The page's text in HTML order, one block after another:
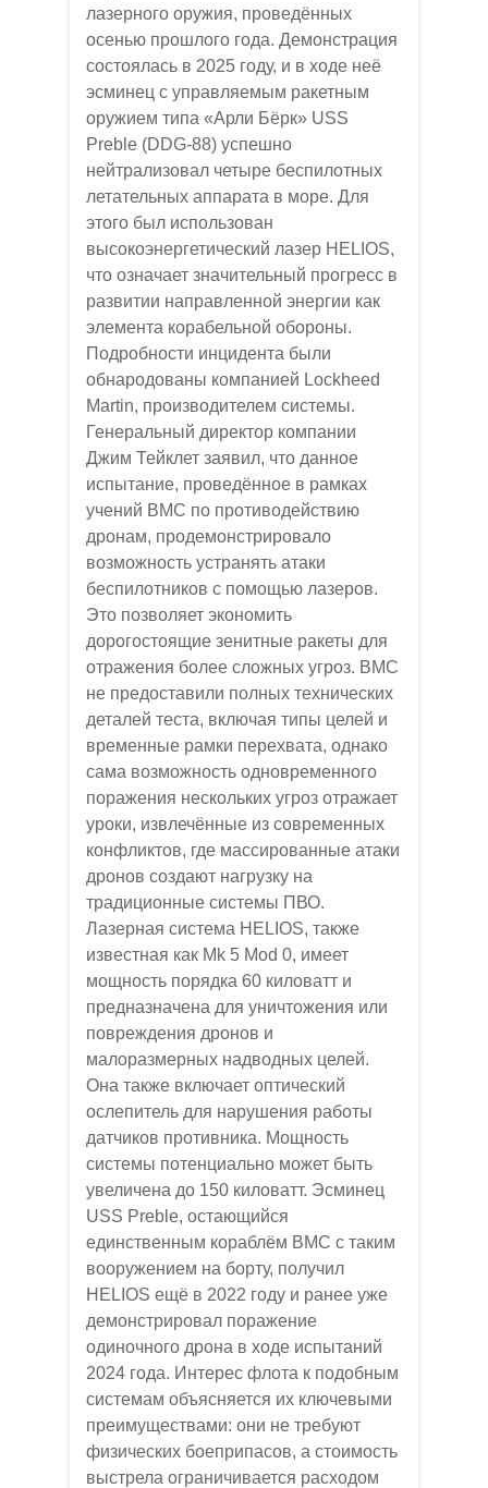
лазерного оружия, проведённых
осенью прошлого года. Демонстрация
состоялась в 2025 году, и в ходе неё
эсминец с управляемым ракетным
оружием типа «Арли Бёрк» USS
Preble (DDG-88) успешно
нейтрализовал четыре беспилотных
летательных аппарата в море. Для
этого был использован
высокоэнергетический лазер HELIOS,
что означает значительный прогресс в
развитии направленной энергии как
элемента корабельной обороны.
Подробности инцидента были
обнародованы компанией Lockheed
Martin, производителем системы.
Генеральный директор компании
Джим Тейклет заявил, что данное
испытание, проведённое в рамках
учений ВМС по противодействию
дронам, продемонстрировало
возможность устранять атаки
беспилотников с помощью лазеров.
Это позволяет экономить
дорогостоящие зенитные ракеты для
отражения более сложных угроз. ВМС
не предоставили полных технических
деталей теста, включая типы целей и
временные рамки перехвата, однако
сама возможность одновременного
поражения нескольких угроз отражает
уроки, извлечённые из современных
конфликтов, где массированные атаки
дронов создают нагрузку на
традиционные системы ПВО.
Лазерная система HELIOS, также
известная как Mk 5 Mod 0, имеет
мощность порядка 60 киловатт и
предназначена для уничтожения или
повреждения дронов и
малоразмерных надводных целей.
Она также включает оптический
ослепитель для нарушения работы
датчиков противника. Мощность
системы потенциально может быть
увеличена до 150 киловатт. Эсминец
USS Preble, остающийся
единственным кораблём ВМС с таким
вооружением на борту, получил
HELIOS ещё в 2022 году и ранее уже
демонстрировал поражение
одиночного дрона в ходе испытаний
2024 года. Интерес флота к подобным
системам объясняется их ключевыми
преимуществами: они не требуют
физических боеприпасов, а стоимость
выстрела ограничивается расходом